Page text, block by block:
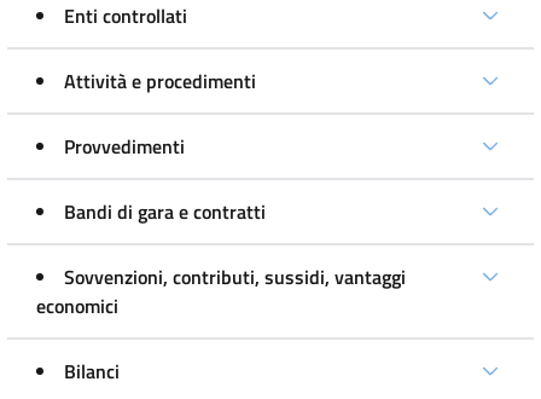
Enti controllati
Attività e procedimenti
Provvedimenti
Bandi di gara e contratti
Sovvenzioni, contributi, sussidi, vantaggi
economici
Bilanci